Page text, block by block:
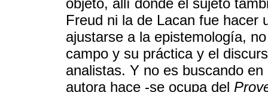
Freud ni la de Lacan fue hacer
ajustarse a la epistemología,
campo y su práctica y el
analistas. Y no es buscando
autora hace -se ocupa del